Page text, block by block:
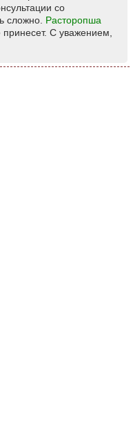
со
сложно. Расторопша
С уважением,